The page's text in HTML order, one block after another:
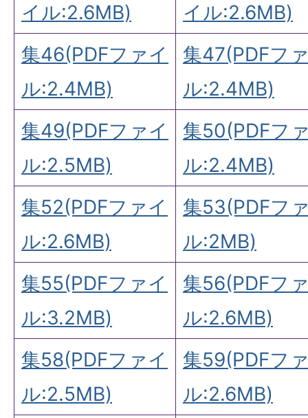
イル:2.6MB)
イル:2.6MB)
集46(PDFファイ
ル:2.4MB)
集47(PDFフ
ル:2.4MB)
集49(PDFファイ
ル:2.5MB)
集50(PDFフ
ル:2.4MB)
集52(PDFファイ
ル:2.6MB)
集53(PDFフ
ル:2MB)
集55(PDFファイ
ル:3.2MB)
集56(PDFフ
ル:2.6MB)
集58(PDFファイ
ル:2.5MB)
集59(PDFフ
ル:2.6MB)